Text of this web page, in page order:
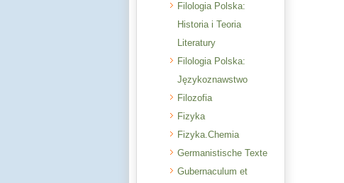
Filologia Polska:
Historia i Teoria
Literatury
Filologia Polska:
Językoznawstwo
Filozofia
Fizyka
Fizyka.Chemia
Germanistische Texte
Gubernaculum et